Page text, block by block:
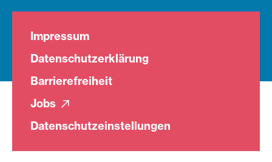
Impressum
Datenschutzerklärung
Barrierefreiheit
Jobs
Datenschutzeinstellungen